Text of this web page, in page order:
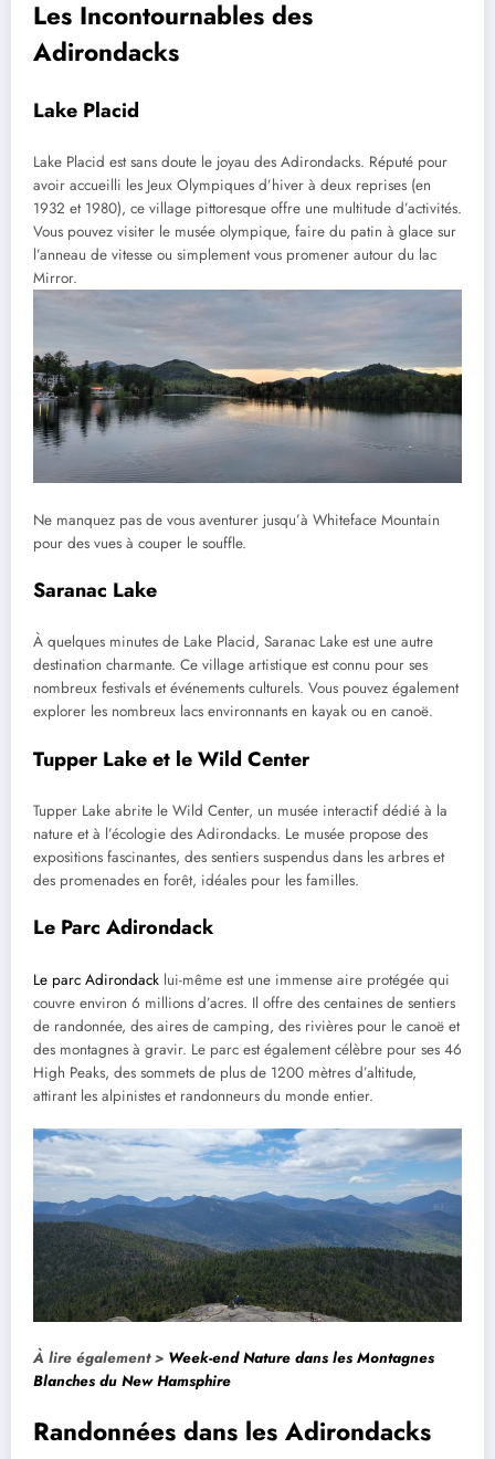
Les Incontournables des
Adirondacks
Lake Placid
Lake Placid est sans doute le joyau des Adirondacks. Réputé pour
avoir accueilli les Jeux Olympiques d’hiver à deux reprises (en
1932 et 1980), ce village pittoresque offre une multitude d’activités.
Vous pouvez visiter le musée olympique, faire du patin à glace sur
l’anneau de vitesse ou simplement vous promener autour du lac
Mirror.
Ne manquez pas de vous aventurer jusqu’à Whiteface Mountain
pour des vues à couper le souffle.
Saranac Lake
À quelques minutes de Lake Placid, Saranac Lake est une autre
destination charmante. Ce village artistique est connu pour ses
nombreux festivals et événements culturels. Vous pouvez également
explorer les nombreux lacs environnants en kayak ou en canoë.
Tupper Lake et le Wild Center
Tupper Lake abrite le Wild Center, un musée interactif dédié à la
nature et à l’écologie des Adirondacks. Le musée propose des
expositions fascinantes, des sentiers suspendus dans les arbres et
des promenades en forêt, idéales pour les familles.
Le Parc Adirondack
Le parc Adirondack lui-même est une immense aire protégée qui
couvre environ 6 millions d’acres. Il offre des centaines de sentiers
de randonnée, des aires de camping, des rivières pour le canoë et
des montagnes à gravir. Le parc est également célèbre pour ses 46
High Peaks, des sommets de plus de 1200 mètres d’altitude,
attirant les alpinistes et randonneurs du monde entier.
À lire également > Week-end Nature dans les Montagnes
Blanches du New Hamsphire
Randonnées dans les Adirondacks